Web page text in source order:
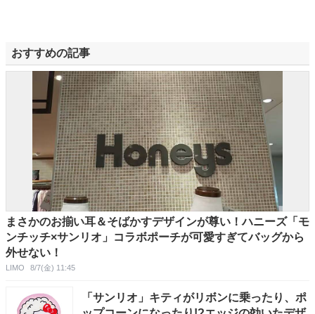
おすすめの記事
まさかのお揃い耳＆そばかすデザインが尊い！ハニーズ「モ
ンチッチ×サンリオ」コラボポーチが可愛すぎてバッグから
外せない！
LIMO 8/7(金) 11:45
「サンリオ」キティがリボンに乗ったり、ポ